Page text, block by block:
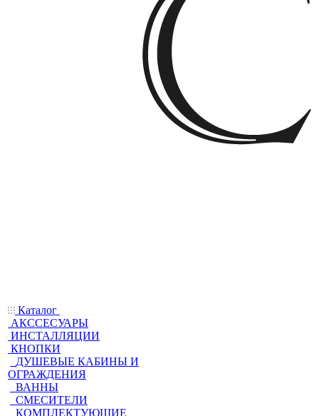
Каталог
АКССЕСУАРЫ
ИНСТАЛЛЯЦИИ
КНОПКИ
ДУШЕВЫЕ КАБИНЫ И
ОГРАЖДЕНИЯ
ВАННЫ
СМЕСИТЕЛИ
КОМПЛЕКТУЮЩИЕ